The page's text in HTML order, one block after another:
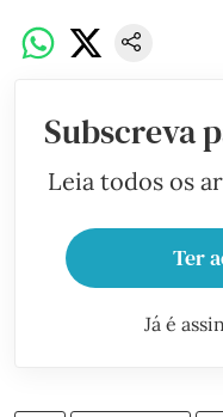
Subscreva
Leia todos os
Ter
Já é